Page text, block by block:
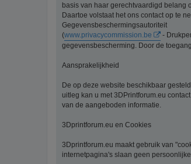
basis van haar gerechtvaardigd belang
Daartoe volstaat het ons contact op te
Gegevensbeschermingsautoriteit
(www.privacycommission.be
-
gegevensbescherming. Door de
Aansprakelijkheid
De op deze website beschikbaar
uitleg kan u met 3DPrintforum.eu
van de aangeboden informatie.
3Dprintforum.eu en Cookies
3Dprintforum.eu maakt gebruik van
internetpagina's slaan geen persoonlijke